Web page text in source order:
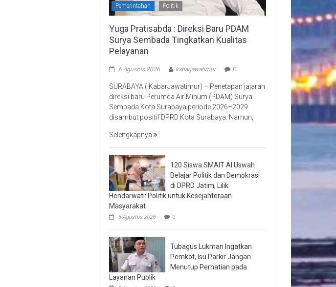
Pemerintahan Politik
Yuga Pratisabda : Direksi Baru PDAM
Surya Sembada Tingkatkan Kualitas
Pelayanan
6 Agustus 2026 kabarjawatimur 0
SURABAYA ( KabarJawatimur) – Penetapan jajaran
direksi baru Perumda Air Minum (PDAM) Surya
Sembada Kota Surabaya periode 2026–2029
disambut positif DPRD Kota Surabaya. Namun,
Selengkapnya
120 Siswa SMAIT Al Uswah
Belajar Politik dan Demokrasi
di DPRD Jatim, Lilik
Hendarwati: Politik untuk Kesejahteraan
Masyarakat
5 Agustus 2026 0
Tubagus Lukman Ingatkan
Pemkot, Isu Parkir Jangan
Menutup Perhatian pada
Layanan Publik